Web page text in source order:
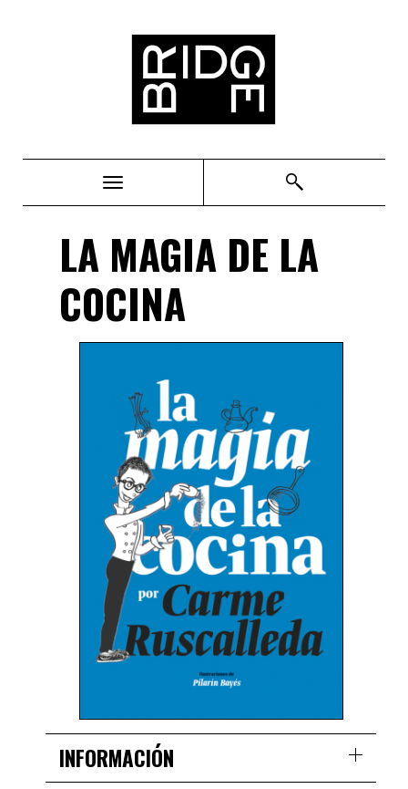
LA MAGIA DE LA
COCINA
INFORMACIÓN